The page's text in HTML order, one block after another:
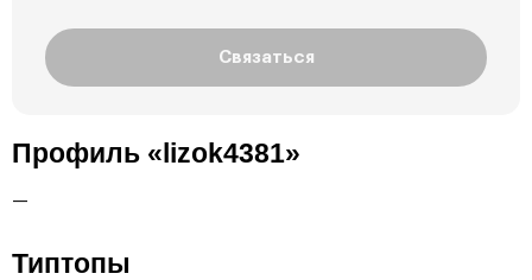
Связаться
Профиль «lizok4381»
—
Типтопы